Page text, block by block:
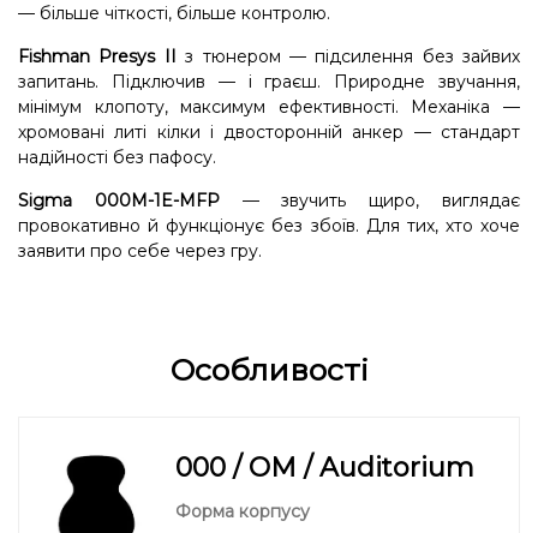
— більше чіткості, більше контролю.
Fishman Presys IIз тюнером — підсилення без зайвих
запитань. Підключив — і граєш. Природне звучання,
мінімум клопоту, максимум ефективності. Механіка —
хромовані литі кілки і двосторонній анкер — стандарт
надійності без пафосу.
Sigma 000M-1E-MFP — звучить щиро, виглядає
провокативно й функціонує без збоїв. Для тих, хто хоче
заявити про себе через гру.
Особливості
000 / OM / Auditorium
Форма корпусу